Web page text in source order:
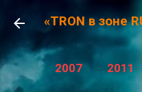
К
«TRON в зоне
2007 2011